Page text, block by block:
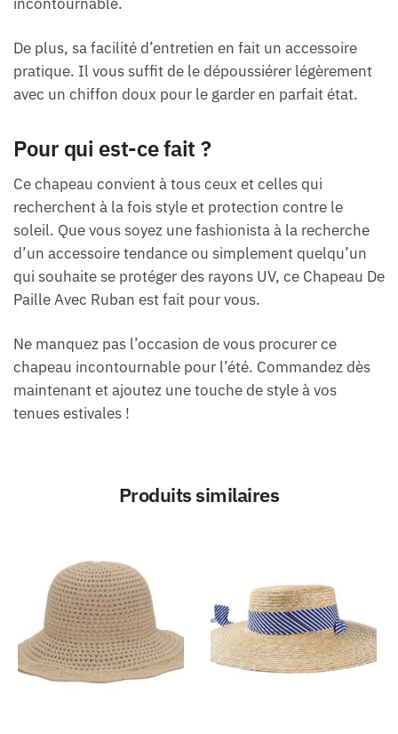
De plus, sa facilité d’entretien en fait un accessoire
pratique. Il vous suffit de le dépoussiérer légèrement
avec un chiffon doux pour le garder en parfait état.
Pour qui est-ce fait ?
Ce chapeau convient à tous ceux et celles qui
recherchent à la fois style et protection contre le
soleil. Que vous soyez une fashionista à la recherche
d’un accessoire tendance ou simplement quelqu’un
qui souhaite se protéger des rayons UV, ce Chapeau De
Paille Avec Ruban est fait pour vous.
Ne manquez pas l’occasion de vous procurer ce
chapeau incontournable pour l’été. Commandez dès
maintenant et ajoutez une touche de style à vos
tenues estivales !
Produits similaires